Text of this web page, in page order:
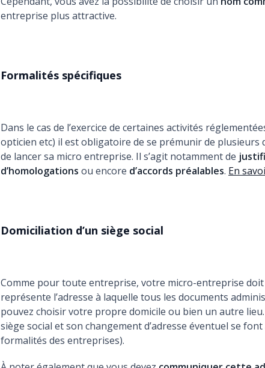
entreprise plus attractive.
Formalités spécifiques
Dans le cas de l’exercice de certaines activités
opticien etc) il est obligatoire de se prémunir de
de lancer sa micro entreprise. Il s’agit notamment de
d’homologations ou encore d’accords préalables. En
Domiciliation d’un siège social
Comme pour toute entreprise, votre micro-entreprise
représente l’adresse à laquelle tous les documents
pouvez choisir votre propre domicile ou bien un autre
siège social et son changement d’adresse éventuel se
formalités des entreprises).